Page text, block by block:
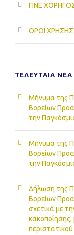
ΓΙΝΕ
ΟΡΟΙ ΧΡΗΣΗΣ
ΤΕΛΕΥΤΑΙΑ NEA
Μήνυμα της
Βορείων
την
Μήνυμα της
Βορείων
την
Δήλωση της
Βορείων
σχετικά με
περιστατικού